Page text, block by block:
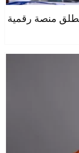
تطلق منصة رقمية